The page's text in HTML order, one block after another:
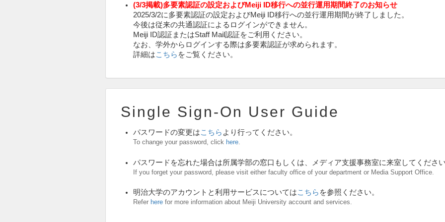
(3/3掲載)多要素認証の設定およびMeiji ID移行への並行運用期間終了のお知らせ
2025/3/2に多要素認証の設定およびMeiji ID移行への並行運用期間が終了しました。
今後は従来の共通認証によるログインができません。
Meiji ID認証またはStaff Mail認証をご利用ください。
なお、学外からログインする際は多要素認証が求められます。
詳細はこちら をご覧ください。
Single Sign-On User Guide
パスワードの変更はこちら より行ってください。
To change your password, click here
パスワードを忘れた場合は所属学部の窓口もしくは、メディア支援事務室に来室してくださ
If you forget your password, please visit either faculty office of your department or Media Support Office.
明治大学のアカウントと利用サービスについてはこちら を参照ください。
Refer here for more information about Meiji University account and services.